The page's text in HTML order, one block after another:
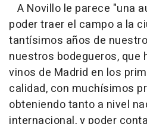
A Novillo le parece "una
poder traer el campo a la
tantísimos años de
nuestros bodegueros, que
vinos de Madrid en los
calidad, con muchísimos
obteniendo tanto a nivel